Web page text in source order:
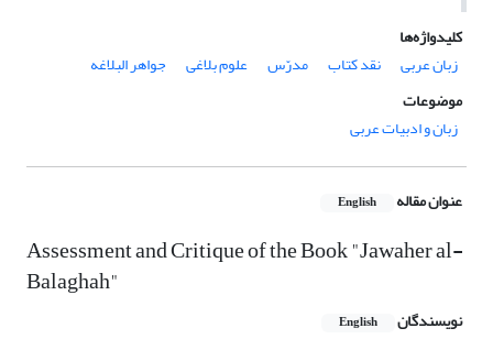
کلیدواژه‌ها
زبان عربی
نقد کتاب مدرّس علوم بلاغی
جواهر البلاغه
موضوعات
زبان و ادبیات عربی
عنوان مقاله English
Assessment and Critique of the Book "Jawaher al-
Balaghah"
نویسندگان English